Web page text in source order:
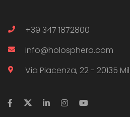
+39 347 1872800
info@holosphera.com
Via Piacenza, 22 - 20135